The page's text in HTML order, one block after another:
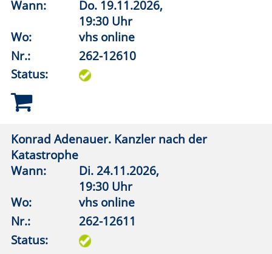
Status:
Albrecht Dürer
Wann:
Mi.23.09.2026,
19:00 Uhr
Wo:
Nr.:
Wann:
Mi.14.10.2026,
19:00 Uhr
Wo:
Erwitte, Marx Wirtschaft
Nr.:
262-13002